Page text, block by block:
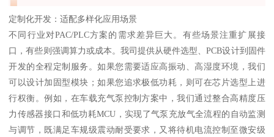
定制化开发：适配多样化应用场景
不同行业对PAC/PLC方案的需求差异巨大。有些场景注重扩展接
口，有些则强调算力或成本。我司提供从硬件选型、PCB设计到固件
开发的全程定制服务。如果您需要适应高振动、高湿度环境，我们
可以设计加固型模块；如果您追求极低功耗，则可在芯片选型上进
行权衡。例如，在车载充气泵控制方案中，我们通过整合高精度压
力传感器接口和低功耗MCU，实现了气泵充放气全流程的自动监测
与调节，既满足车规级震动耐受要求，又将待机电流控制至微安级